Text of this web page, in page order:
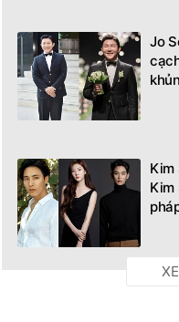
Jo
Kim
Kim